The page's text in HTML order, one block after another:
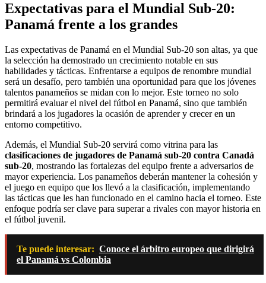
Expectativas para el Mundial Sub-20:
Panamá frente a los grandes
Las expectativas de Panamá en el Mundial Sub-20 son altas, ya que
la selección ha demostrado un crecimiento notable en sus
habilidades y tácticas. Enfrentarse a equipos de renombre mundial
será un desafío, pero también una oportunidad para que los jóvenes
talentos panameños se midan con lo mejor. Este torneo no solo
permitirá evaluar el nivel del fútbol en Panamá, sino que también
brindará a los jugadores la ocasión de aprender y crecer en un
entorno competitivo.
Además, el Mundial Sub-20 servirá como vitrina para las
clasificaciones de jugadores de Panamá sub-20 contra Canadá
sub-20, mostrando las fortalezas del equipo frente a adversarios de
mayor experiencia. Los panameños deberán mantener la cohesión y
el juego en equipo que los llevó a la clasificación, implementando
las tácticas que les han funcionado en el camino hacia el torneo. Este
enfoque podría ser clave para superar a rivales con mayor historia en
el fútbol juvenil.
Te puede interesar: Conoce el árbitro europeo que dirigirá
el Panamá vs Colombia